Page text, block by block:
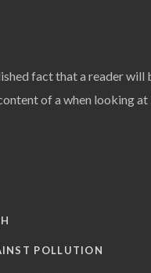
fact that a reader will
of a when looking
POLLUTION